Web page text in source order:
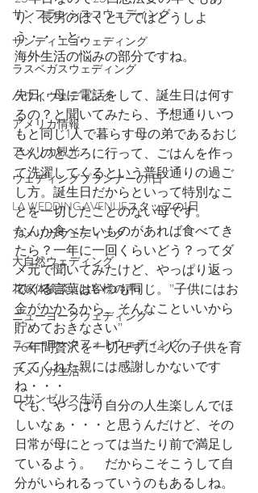
サンフランシスコウェディング
サンディエゴウェディング
ラスベガスウェディング
ハワイウェディング
アメリカ情報
アメリカ観光
ウェディングプランナーの1日
LA WEDDING AVENUEスタッフの1日
アメリカウェディング
大自然ウェディング
花嫁体験談（お客様の声）
ニューヨークウェディング
ニューヨークフォトウェディング
アメリカ生活
ロサンゼルス生活
り、長男のぼくとしてはどうしよ
う・・・と。
海外生活の悩みの部分ですね。
先日、母に電話をして、誕生日は何す
るの？と聞いてみたら、予想通りいつ
もと同じ1人で暮らす母の弟であるおじ
さんのところに行って、ごはんを作っ
て洗濯してくるという普段通りの過ご
し方。誕生日だからといって特別なこ
とを一切したことのない母です。
なんか食べたいものがあれば食べてき
たら？一年に一回くらいどう？ってダ
メ元で聞いてみたけど、やっぱり返っ
てくる言葉はいつも同じ。”子供にはお
金がかかるから、そんなこといいから
貯めておきなさい”
76年間贅沢を一切せずに4人の子供を育
ててくれた親には感謝しかないです
ね・・・
でも、やっぱり自分の人生楽しんでほ
しいなぁ・・・と思うんだけど、その
日常が母にとっては当たり前で満足し
ているよう。　だからこそこうして自
分がいられるっていうのもあるしね。